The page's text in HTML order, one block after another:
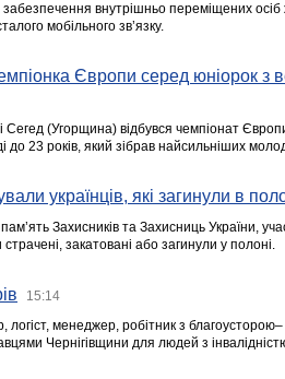
забезпечення внутрішньо переміщених
мобільного зв’язку.
Європи серед юніорок з
Сегед (Угорщина) відбувся чемпіонат
до 23 років, який зібрав найсильніших
українців, які загинули в
Захисників та Захисниць України,
страчені, закатовані або загинули у полоні.
15:14
логіст, менеджер, робітник з
Чернігівщини для людей з